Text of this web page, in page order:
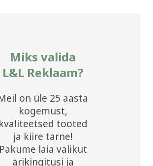
Miks valida
L&L Reklaam?
on üle 25 aasta
kogemust,
kvaliteetsed tooted
ja kiire tarne!
Pakume laia valikut
ärikingitusi ja